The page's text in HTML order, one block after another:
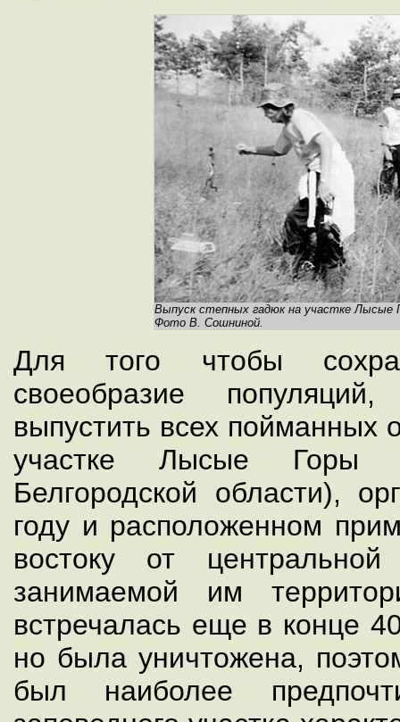
Выпуск степных гадюк на участке Лысые
Фото В. Сошниной.
Для того чтобы
своеобразие
выпустить всех пойманных
участке Лысые Горы
Белгородской области),
году и расположенном
востоку от
занимаемой им
встречалась еще в конце
но была уничтожена,
был наиболее